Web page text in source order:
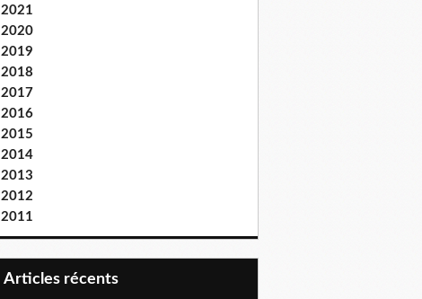
2021
2020
2019
2018
2017
2016
2015
2014
2013
2012
2011
articles récents